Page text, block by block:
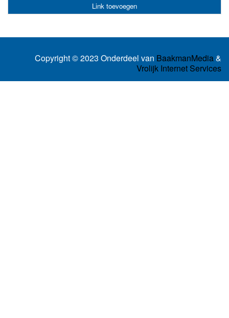
Link toevoegen
Copyright © 2023 Onderdeel van BaakmanMedia&
Vrolijk Internet Services